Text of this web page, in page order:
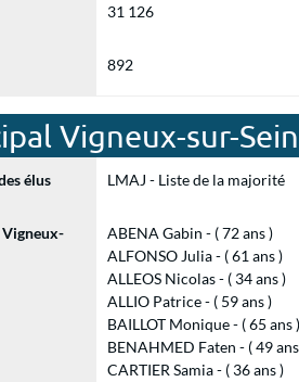
31 126
892
Vigneux-sur-
élus LMAJ - Liste de la majorité
Vigneux-
ABENA Gabin - ( 72 ans )
ALFONSO Julia - ( 61 ans )
ALLEOS Nicolas - ( 34 ans )
ALLIO Patrice - ( 59 ans )
BAILLOT Monique - ( 65 ans )
BENAHMED Faten - ( 49
CARTIER Samia - ( 36 ans )